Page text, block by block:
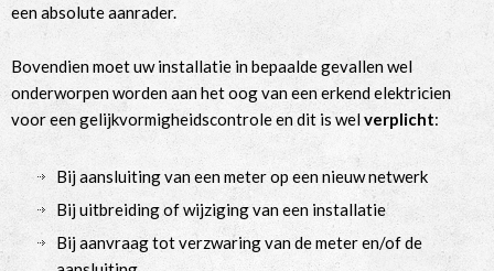
een absolute aanrader.
Bovendien moet uw installatie in bepaalde gevallen wel
onderworpen worden aan het oog van een erkend elektricien
voor een gelijkvormigheidscontrole en dit is welverplicht:
Bij aansluiting van een meter op een nieuw netwerk
Bij uitbreiding of wijziging van een installatie
Bij aanvraag tot verzwaring van de meter en/of de